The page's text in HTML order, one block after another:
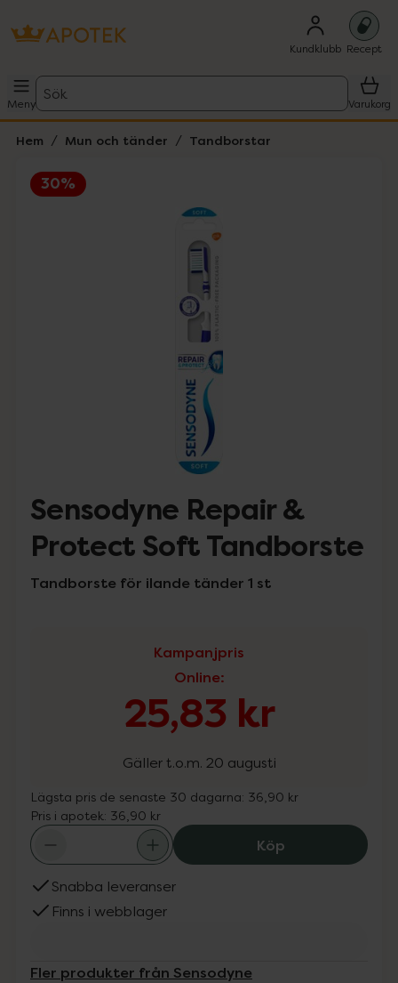
Kundklubb Recept
Meny
Sök
Varukorg
Hem Mun och tänder Tandborstar
30%
Lista: . Innehåller 1 objekt.
Sensodyne Repair &
Protect Soft Tandborste
Tandborste för ilande tänder 1 st
Kampanjpris
Online:
25,83 kr
Gäller t.o.m. 20 augusti
Lägsta pris de senaste 30 dagarna: 36,90 kr
Pris i apotek: 36,90 kr
KöpSensodyne
Snabba leveranser
Finns i webblager
Fler produkter från Sensodyne